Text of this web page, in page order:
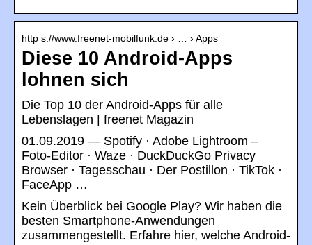
http s://www.freenet-mobilfunk.de › … › Apps
Diese 10 Android-Apps
lohnen sich
Die Top 10 der Android-Apps für alle
Lebenslagen | freenet Magazin
01.09.2019 — Spotify · Adobe Lightroom –
Foto-Editor · Waze · DuckDuckGo Privacy
Browser · Tagesschau · Der Postillon · TikTok ·
FaceApp …
Kein Überblick bei Google Play? Wir haben die
besten Smartphone-Anwendungen
zusammengestellt. Erfahre hier, welche Android-